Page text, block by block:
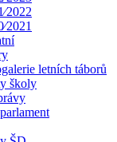
letních táborů
školy